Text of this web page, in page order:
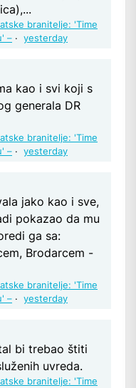
branitelje: 'Time
– · yesterday
kao i svi koji s
generala DR
branitelje: 'Time
– · yesterday
jako kao i sve,
pokazao da mu
ga sa:
Brodarcem -
branitelje: 'Time
– · yesterday
bi trebao štiti
uvreda.
branitelje: 'Time